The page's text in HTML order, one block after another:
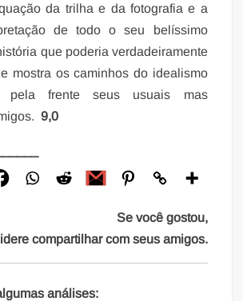
da trilha e da fotografia e a
de todo o seu belíssimo
que poderia verdadeiramente
mostra os caminhos do idealismo
pela frente seus usuais mas
9,0
Se você gostou,
compartilhar com seus amigos.
análises: